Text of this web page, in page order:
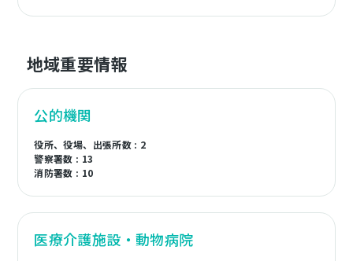
地域重要情報
公的機関
役所、役場、出張所数 : 2
警察署数 : 13
消防署数 : 10
医療介護施設・動物病院